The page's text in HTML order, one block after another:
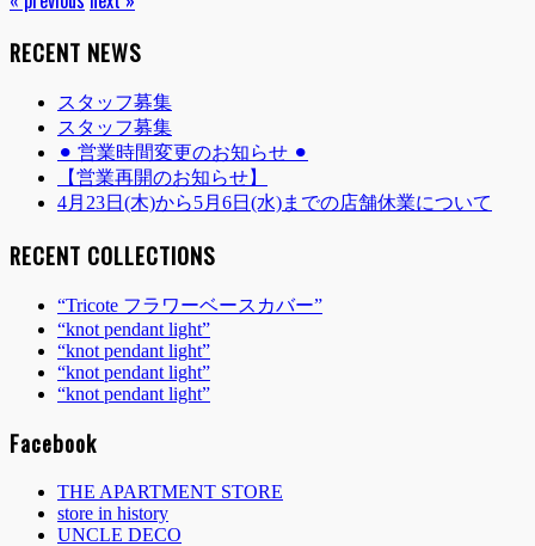
RECENT NEWS
スタッフ募集
スタッフ募集
⚫︎ 営業時間変更のお知らせ ⚫︎
【営業再開のお知らせ】
4月23日(木)から5月6日(水)までの店舗休業について
RECENT COLLECTIONS
“Tricote フラワーベースカバー”
“knot pendant light”
“knot pendant light”
“knot pendant light”
“knot pendant light”
Facebook
THE APARTMENT STORE
store in history
UNCLE DECO